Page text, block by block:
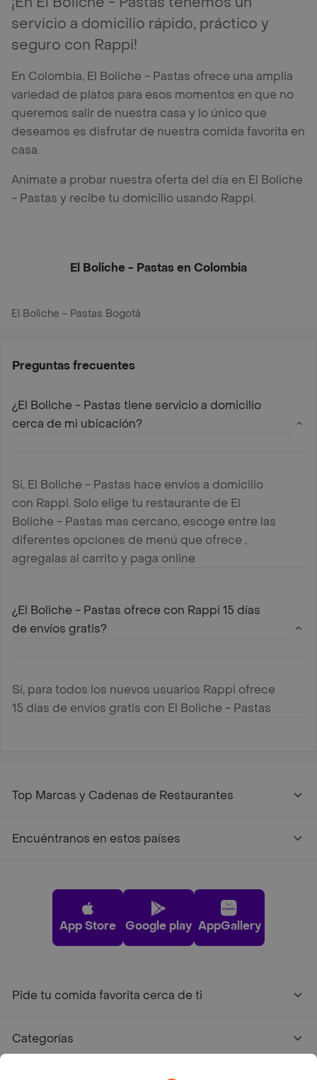
servicio a domicilio rápido, práctico y
seguro con Rappi!
En Colombia, El Boliche - Pastas ofrece una amplia
variedad de platos para esos momentos en que no
queremos salir de nuestra casa y lo único que
deseamos es disfrutar de nuestra comida favorita en
casa.
Anímate a probar nuestra oferta del día en El Boliche
- Pastas y recibe tu domicilio usando Rappi.
El Boliche - Pastas en Colombia
El Boliche - Pastas Bogotá
Preguntas frecuentes
¿El Boliche - Pastas tiene servicio a domicilio
cerca de mi ubicación?
Si, El Boliche - Pastas hace envíos a domicilio
con Rappi. Solo elige tu restaurante de El
Boliche - Pastas mas cercano, escoge entre las
diferentes opciones de menú que ofrece ,
agregalas al carrito y paga online
¿El Boliche - Pastas ofrece con Rappi 15 días
de envíos gratis?
Sí, para todos los nuevos usuarios Rappi ofrece
15 días de envíos gratis con El Boliche - Pastas
Top Marcas y Cadenas de Restaurantes
Encuéntranos en estos países
App Store Google play AppGallery
Pide tu comida favorita cerca de ti
Categorías